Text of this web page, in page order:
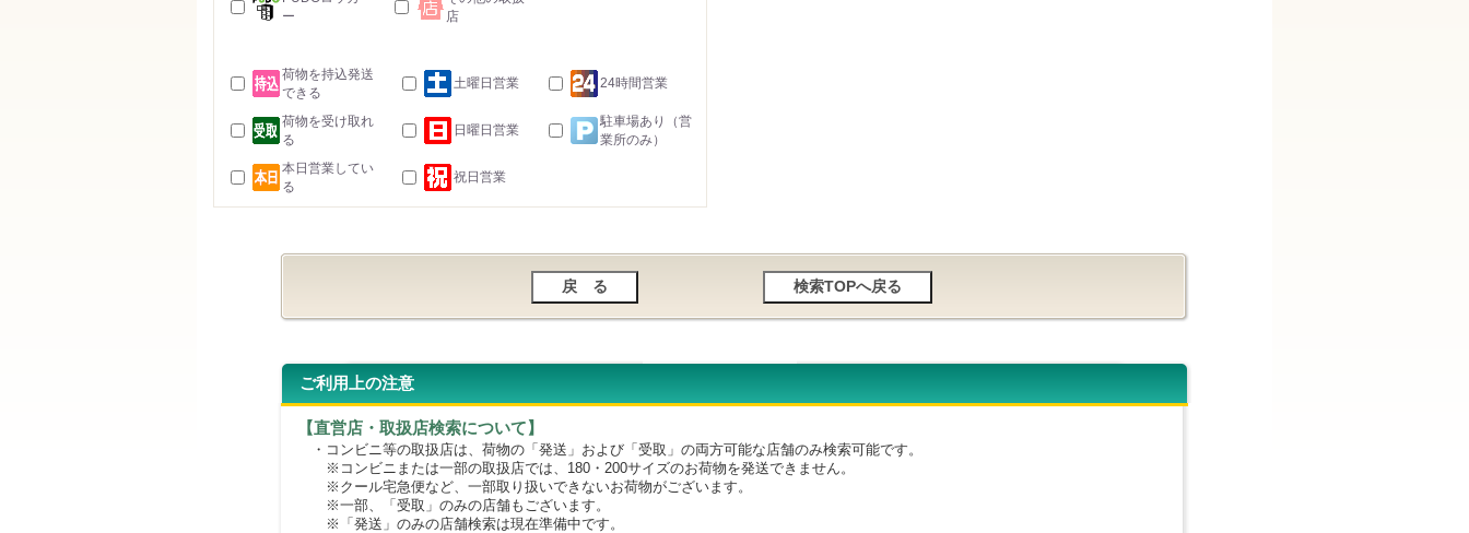
ー
店
荷物を持込発送
できる
土曜日営業 24時間営業
荷物を受け取れ
る
日曜日営業
駐車場あり（営
業所のみ）
本日営業してい
る
祝日営業
ご利用上の注意
【直営店・取扱店検索について】
・コンビニ等の取扱店は、荷物の「発送」および「受取」の両方可能な店舗のみ検索可能です。
※コンビニまたは一部の取扱店では、180・200サイズのお荷物を発送できません。
※クール宅急便など、一部取り扱いできないお荷物がございます。
※一部、「受取」のみの店舗もございます。
※「発送」のみの店舗検索は現在準備中です。